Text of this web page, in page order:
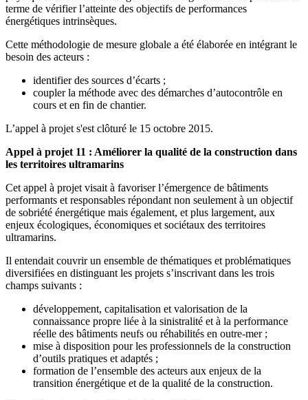
terme de vérifier l’atteinte des objectifs de performances
énergétiques intrinsèques.
Cette méthodologie de mesure globale a été élaborée en intégrant le
besoin des acteurs :
identifier des sources d’écarts ;
coupler la méthode avec des démarches d’autocontrôle en
cours et en fin de chantier.
L’appel à projet s'est clôturé le 15 octobre 2015.
Appel à projet 11 : Améliorer la qualité de la construction dans
les territoires ultramarins
Cet appel à projet visait à favoriser l’émergence de bâtiments
performants et responsables répondant non seulement à un objectif
de sobriété énergétique mais également, et plus largement, aux
enjeux écologiques, économiques et sociétaux des territoires
ultramarins.
Il entendait couvrir un ensemble de thématiques et problématiques
diversifiées en distinguant les projets s’inscrivant dans les trois
champs suivants :
développement, capitalisation et valorisation de la
connaissance propre liée à la sinistralité et à la performance
réelle des bâtiments neufs ou réhabilités en outre-mer ;
mise à disposition pour les professionnels de la construction
d’outils pratiques et adaptés ;
formation de l’ensemble des acteurs aux enjeux de la
transition énergétique et de la qualité de la construction.